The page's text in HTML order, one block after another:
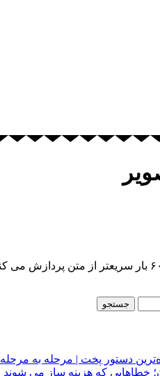
دستور پخت | مرحله به مرحله
خطاهایی که هزینه ساز می شوند